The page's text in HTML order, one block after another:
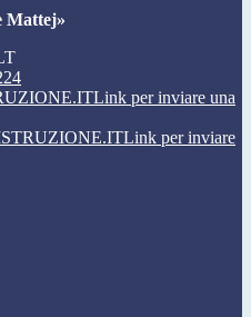
Mattej»
Link per inviare una
Link per inviare